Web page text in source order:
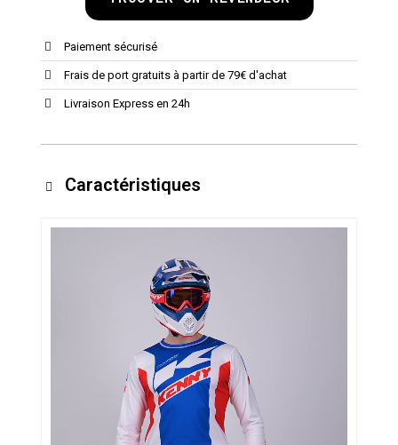
Paiement sécurisé
Frais de port gratuits à partir de 79€ d'achat
Livraison Express en 24h
Caractéristiques